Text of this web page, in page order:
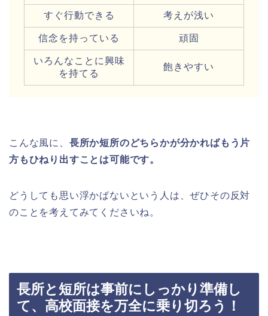
すぐ行動できる 考えが浅い
信念を持っている 頑固
いろんなことに興味
を持てる
飽きやすい
こんな風に、 長所か短所のどちらかが分かればもう片
方もひねり出すことは可能です。
どうしても思い浮かばないという人は、ぜひその反対
のことを考えてみてくださいね。
長所と短所は事前にしっかり準備し
て、高校面接を万全に乗り切ろう！